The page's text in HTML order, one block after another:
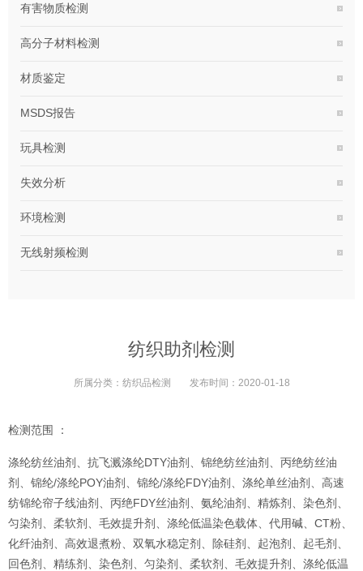
有害物质检测
高分子材料检测
材质鉴定
MSDS报告
玩具检测
失效分析
环境检测
无线射频检测
纺织助剂检测
所属分类： 纺织品检测 发布时间： 2020-01-18
检测范围 ：
涤纶纺丝油剂、抗飞溅涤纶DTY油剂、锦绝纺丝油剂、丙绝纺丝油
剂、锦纶/涤纶POY油剂、锦纶/涤纶FDY油剂、涤纶单丝油剂、高速
纺锦纶帘子线油剂、丙绝FDY丝油剂、氨纶油剂、精炼剂、染色剂、
匀染剂、柔软剂、毛效提升剂、涤纶低温染色载体、代用碱、CT粉、
化纤油剂、高效退煮粉、双氧水稳定剂、除硅剂、起泡剂、起毛剂、
回色剂、精练剂、染色剂、匀染剂、柔软剂、毛效提升剂、涤纶低温